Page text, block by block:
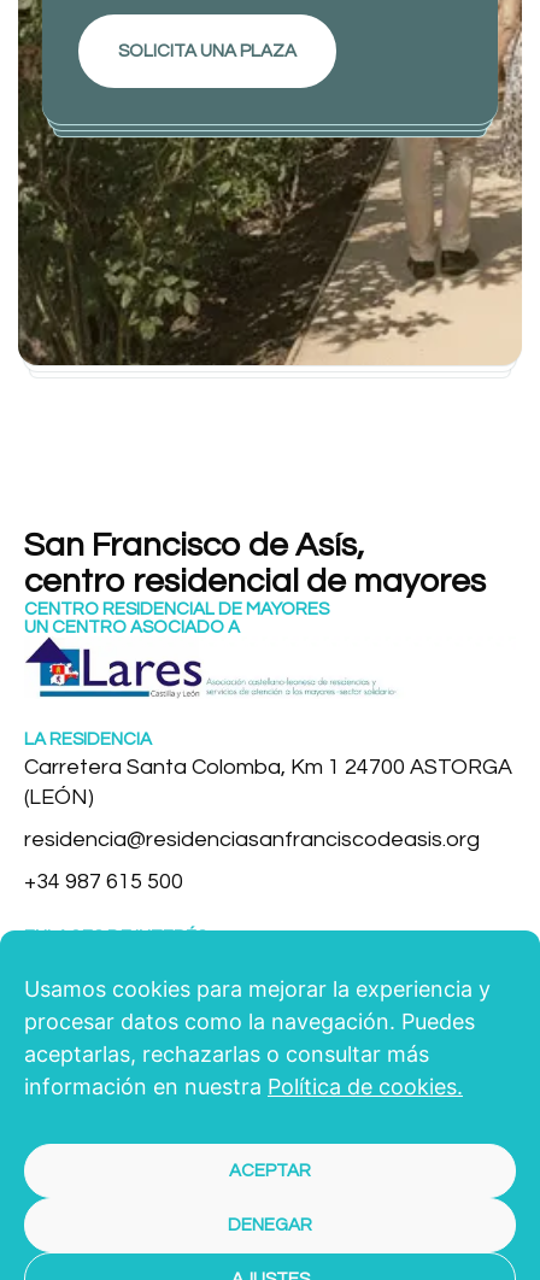
Usamos cookies para mejorar la experiencia y
procesar datos como la navegación. Puedes
aceptarlas, rechazarlas o consultar más
información en nuestra Política de cookies.
ACEPTAR
DENEGAR
SOLICITA UNA PLAZA
San Francisco de Asís,
centro residencial de mayores
CENTRO RESIDENCIAL DE MAYORES
UN CENTRO ASOCIADO A
LA RESIDENCIA
Carretera Santa Colomba, Km 1 24700 ASTORGA
(LEÓN)
residencia@residenciasanfranciscodeasis.org
+34 987 615 500
Servicios
Vida en la Residencia
Instalaciones
Solicita una plaza